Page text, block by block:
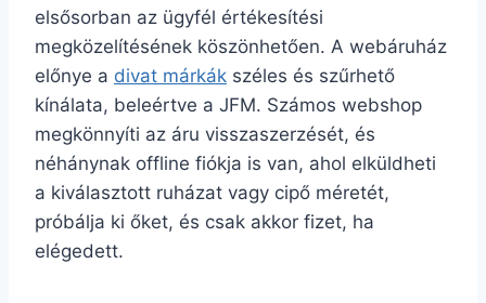
elsősorban az ügyfél értékesítési
megközelítésének köszönhetően. A webáruház
előnye a divat márkák széles és szűrhető
kínálata, beleértve a JFM. Számos webshop
megkönnyíti az áru visszaszerzését, és
néhánynak offline fiókja is van, ahol elküldheti
a kiválasztott ruházat vagy cipő méretét,
próbálja ki őket, és csak akkor fizet, ha
elégedett.